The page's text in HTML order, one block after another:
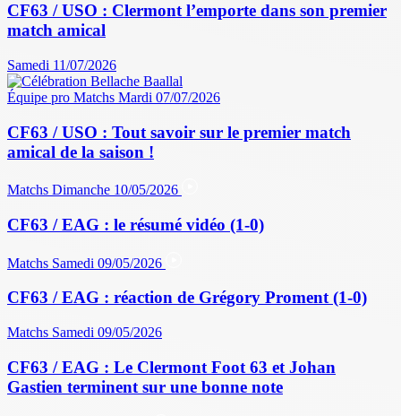
CF63 / USO : Clermont l’emporte dans son premier
match amical
Samedi 11/07/2026
Équipe pro Matchs Mardi 07/07/2026
CF63 / USO : Tout savoir sur le premier match
amical de la saison !
Matchs Dimanche 10/05/2026
CF63 / EAG : le résumé vidéo (1-0)
Matchs Samedi 09/05/2026
CF63 / EAG : réaction de Grégory Proment (1-0)
Matchs Samedi 09/05/2026
CF63 / EAG : Le Clermont Foot 63 et Johan
Gastien terminent sur une bonne note